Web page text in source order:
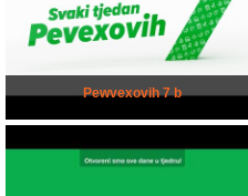
Pewvexovih 7 b